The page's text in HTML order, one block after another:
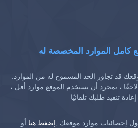
كامل الموارد المخصصة له
قد تجاوز الحد المسموح له من الموارد.
، بمجرد أن يستخدم الموقع موارد أقل ،
تنفيذ طلبك تلقائيًا
إحصائيات موارد موقعك ,إضغط هنا أو